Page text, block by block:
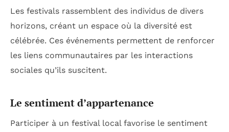
Les festivals rassemblent des individus de divers
horizons, créant un espace où la diversité est
célébrée. Ces événements permettent de renforcer
les liens communautaires par les interactions
sociales qu’ils suscitent.
Le sentiment d’appartenance
Participer à un festival local favorise le sentiment